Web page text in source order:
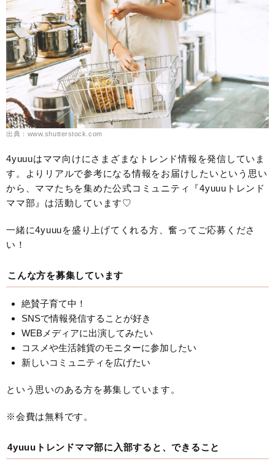
出典：www.shutterstock.com
4yuuuはママ向けにさまざまなトレンド情報を発信していま
す。よりリアルで参考になる情報をお届けしたいという思い
から、ママたちを集めた公式コミュニティ『4yuuuトレンド
ママ部』は活動しています♡
一緒に4yuuuを盛り上げてくれる方、奮ってご応募くださ
い！
こんな方を募集しています
絶賛子育て中！
SNSで情報発信することが好き
WEBメディアに出演してみたい
コスメや生活雑貨のモニターに参加したい
新しいコミュニティを広げたい
という思いのある方を募集しています。
※会費は無料です。
4yuuuトレンドママ部に入部すると、できること